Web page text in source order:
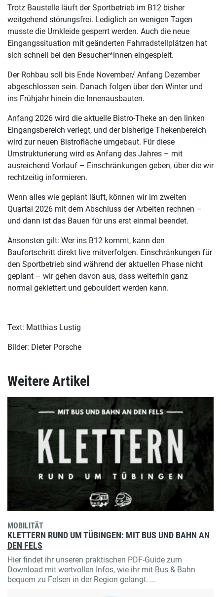
Trotz Baustelle läuft der Sportbetrieb im B12 bisher
weitgehend störungsfrei. Lediglich an wenigen Tagen
musste die Umkleide gesperrt werden. Auch die neue
Eingangssituation mit geänderten Fahrradstellplätzen hat
sich schnell bei den Besucher*innen eingespielt.
Der Rohbau soll bis Ende November/ Anfang Dezember
abgeschlossen sein. Danach folgen über den Winter und
ins Frühjahr hinein die Innenausbauten.
Anfang 2026 wird die aktuelle Bistro-Theke an den linken
Eingangsbereich verlegt, und der bisherige Thekenbereich
wird zur neuen Bistrofläche umgebaut. Für diese
Umstrukturierung wird es Anfang des Jahres – mit
ausreichend Vorlauf – Einschränkungen geben, über die wir
rechtzeitig informieren.
Wenn alles wie geplant läuft, können wir im zweiten
Quartal 2026 mit dem Abschluss der Arbeiten rechnen –
und dann ist das Bauen für uns erst einmal beendet.
Ansonsten gilt: Wer ins B12 kommt, kann den
Baufortschritt direkt live mitverfolgen. Einschränkungen für
den Sportbetrieb sind während der aktuellen Phase nicht
geplant – wir gehen davon aus, dass weiterhin ganz
normal geklettert und gebouldert werden kann.
Text: Matthias Lustig
Bilder: Dieter Porsche
Weitere Artikel
MOBILITÄT
KLETTERN RUND UM TÜBINGEN: MIT BUS UND BAHN AN
DEN FELS
Hier findet ihr unseren praktischen PDF-Guide zum
Download mit wertvollen Infos, wie ihr mit Bus & Bahn
bequem zu Felsen in der Region gelangt. ...